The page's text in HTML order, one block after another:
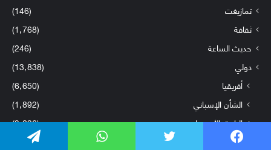
تمازيغت
(146)
ثقافة
(1٬768)
حديث الساعة
(246)
دولي
(13٬838)
أفريقيا
(6٬650)
الشأن الإسباني
(1٬892)
الشرق الأوسط
(3٬036)
رياضة
(1٬590)